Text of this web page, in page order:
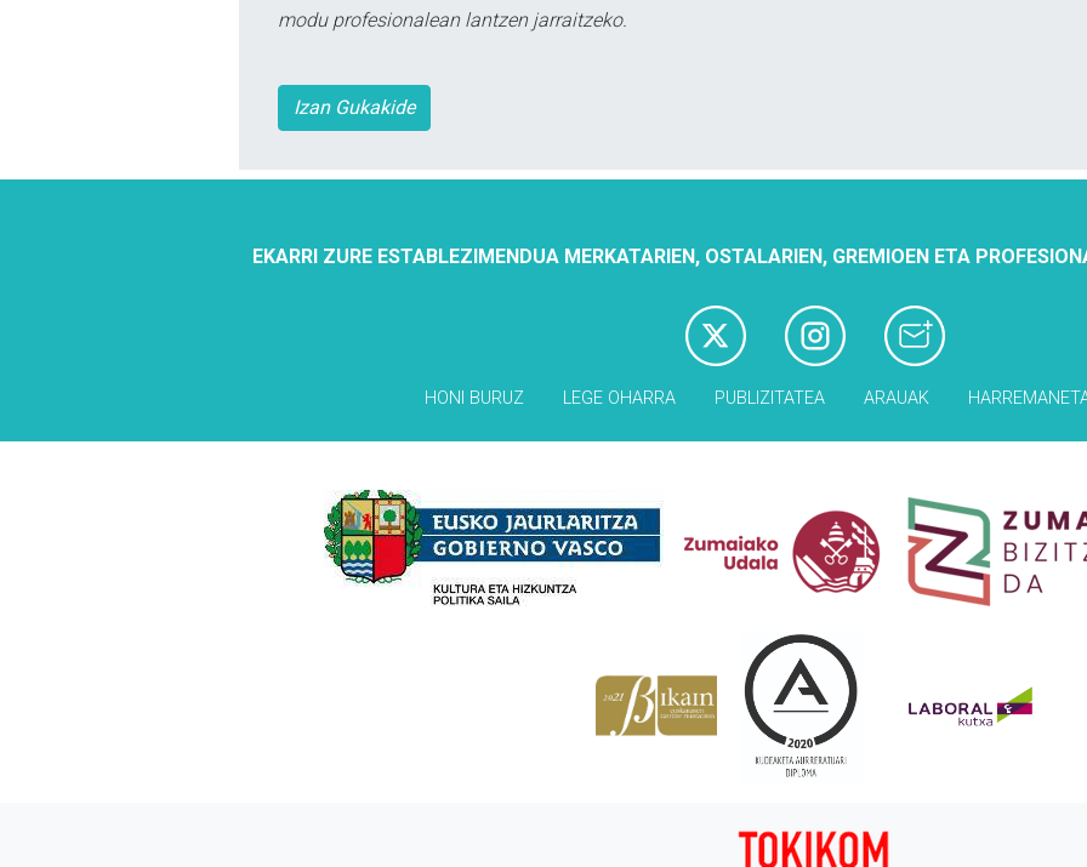
modu profesionalean lantzen jarraitzeko.
Izan Gukakide
EKARRI ZURE ESTABLEZIMENDUA MERKATARIEN, OSTALARIEN, GREMIOEN ETA
HONI BURUZ LEGE OHARRA PUBLIZITATEA ARAUAK